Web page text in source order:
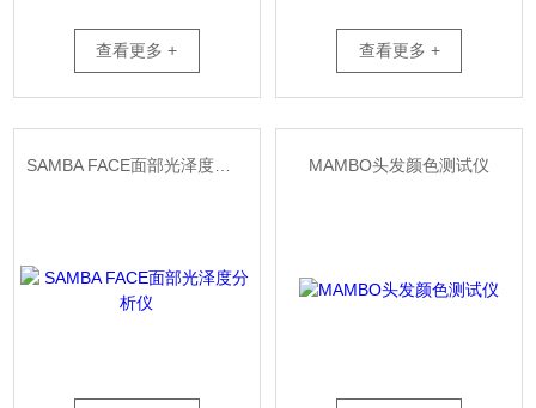
查看更多 + 查看更多 +
SAMBA FACE面部光泽度分析仪 MAMBO头发颜色测试仪